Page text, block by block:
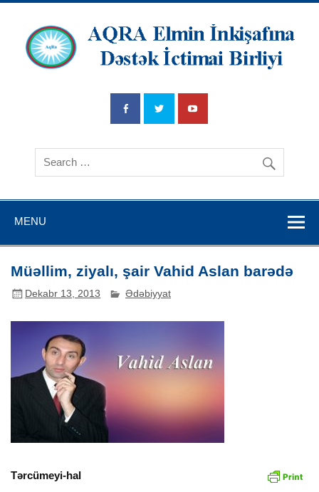
İnkişafına
Dətsək İctimai
Birliyi
MENU
Müəllim, ziyalı, şair Vahid Aslan barədə
Dekabr 13, 2013 Ədəbiyyat
Tərcümeyi-hal